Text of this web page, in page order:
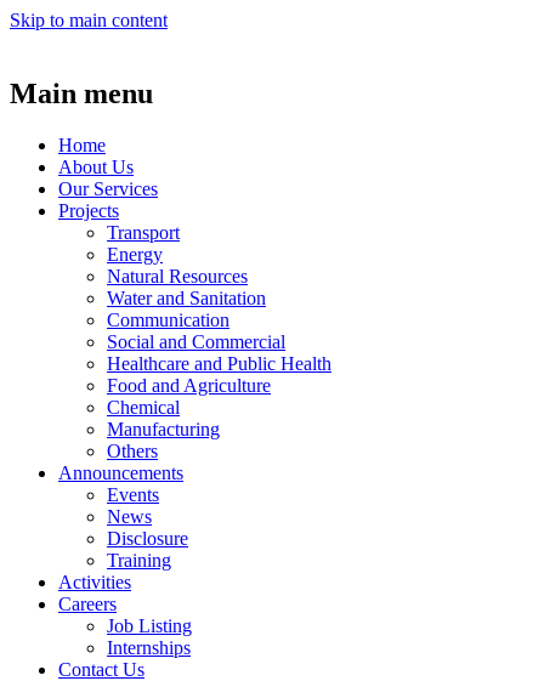
Skip to main content
Main menu
Home
About Us
Our Services
Projects
Transport
Energy
Natural Resources
Water and Sanitation
Communication
Social and Commercial
Healthcare and Public Health
Food and Agriculture
Chemical
Manufacturing
Others
Announcements
Events
News
Disclosure
Training
Activities
Careers
Job Listing
Internships
Contact Us